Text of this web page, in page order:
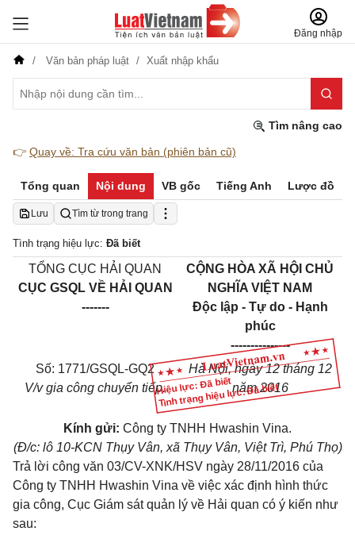
Đăng nhập
Văn bản pháp luật Xuất nhập khẩu
Tìm nâng cao
👉 Quay về: Tra cứu văn bản (phiên bản cũ)
Tổng quan Nội dung VB gốc Tiếng Anh Lược đồ
Lưu Tìm từ trong trang
Tình trạng hiệu lực: Đã biết
Hiệu lực: Đã biết
Tình trạng hiệu lực: Đã biết
TỔNG CỤC HẢI QUAN
CỤC GSQL VỀ HẢI QUAN
-------
CỘNG HÒA XÃ HỘI CHỦ
NGHĨA VIỆT NAM
Độc lập - Tự do - Hạnh
phúc
---------------
Số: 1771/GSQL-GQ2
V/v gia công chuyển tiếp.
Hà Nội, ngày12tháng 12
năm 2016
Kính gửi: Công ty TNHH Hwashin Vina.
(Đ/c: lô 10-KCN Thụy Vân, xã Thụy Vân, Việt Trì, Phú Thọ)
Trả lời công văn 03/CV-XNK/HSV ngày 28/11/2016 của
Công ty TNHH Hwashin Vina về việc xác định hình thức
gia công, Cục Giám sát quản lý về Hải quan có ý kiến như
sau: